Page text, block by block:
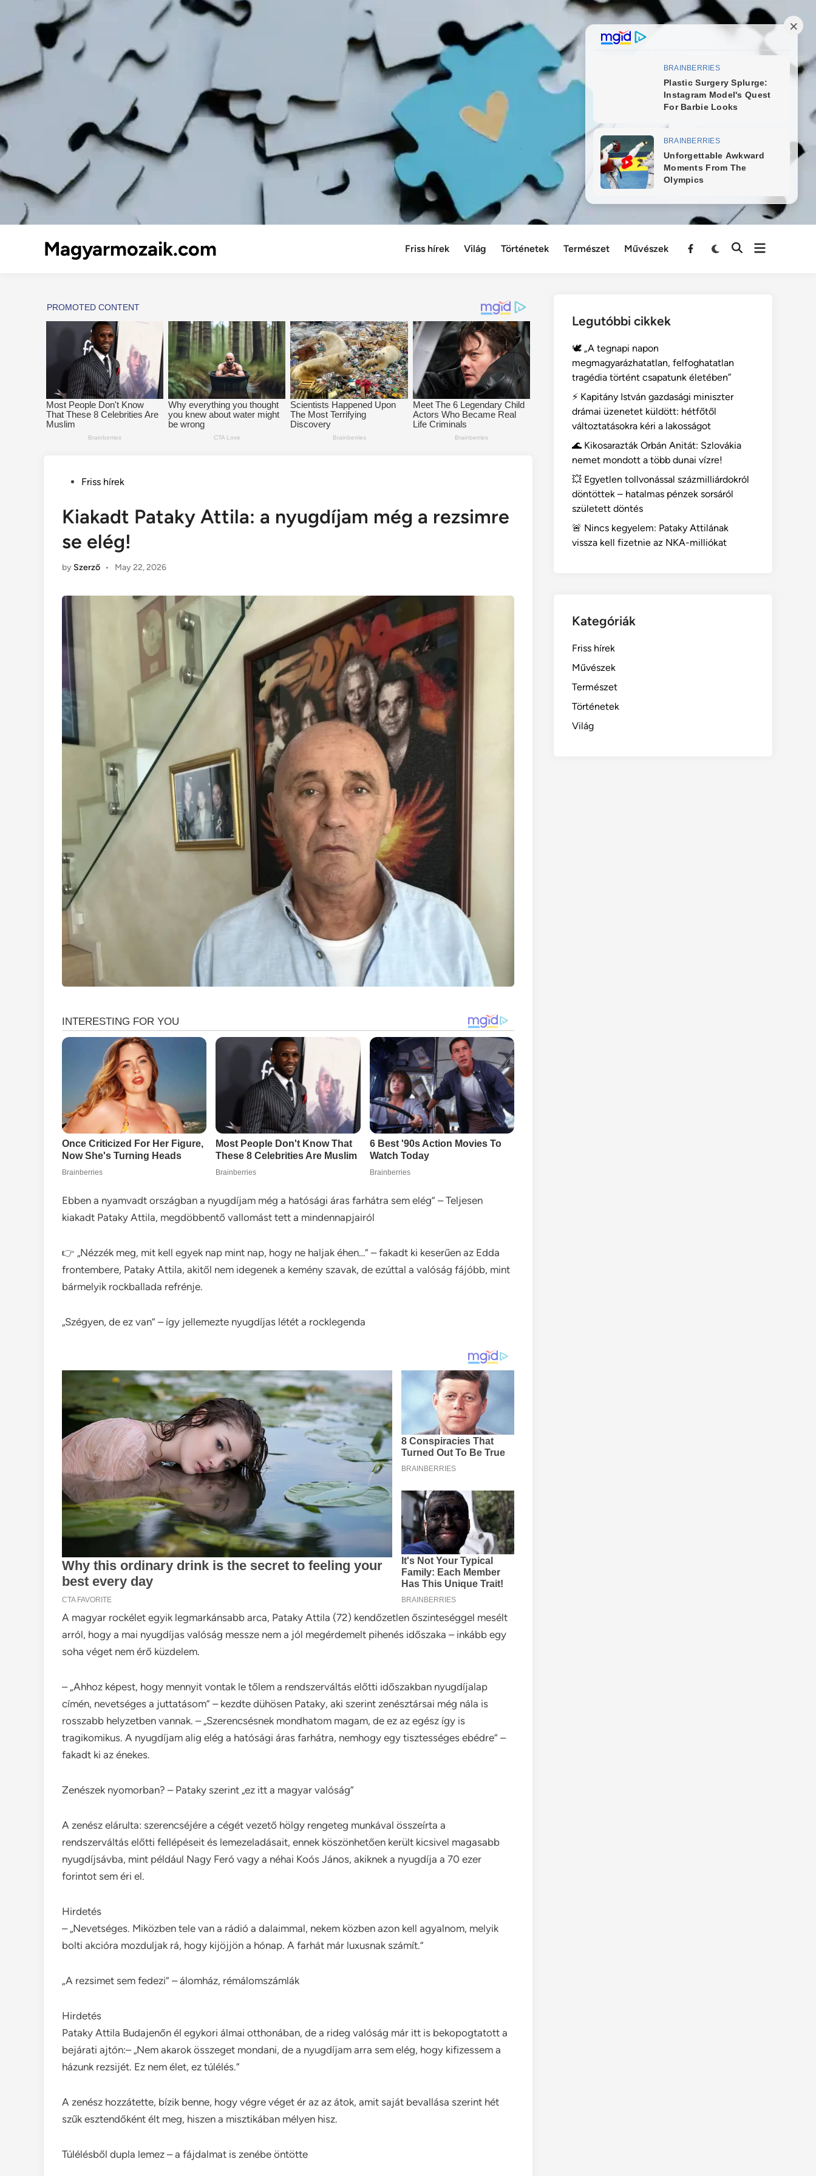
Magyarmozaik.com Friss hírek Világ Történetek Természet Művészek
Menu
PostedFriss hírek
Kiakadt Pataky Attila: a nyugdíjam még a rezsimre
se elég!
by Szerző • May 22, 2026
Ebben a nyamvadt országban a nyugdíjam még a hatósági áras farhátra sem elég” – Teljesen
kiakadt Pataky Attila, megdöbbentő vallomást tett a mindennapjairól
👉 „Nézzék meg, mit kell egyek nap mint nap, hogy ne haljak éhen…” – fakadt ki keserűen az Edda
frontembere, Pataky Attila, akitől nem idegenek a kemény szavak, de ezúttal a valóság fájóbb, mint
bármelyik rockballada refrénje.
„Szégyen, de ez van” – így jellemezte nyugdíjas létét a rocklegenda
A magyar rockélet egyik legmarkánsabb arca, Pataky Attila (72) kendőzetlen őszinteséggel mesélt
arról, hogy a mai nyugdíjas valóság messze nem a jól megérdemelt pihenés időszaka – inkább egy
soha véget nem érő küzdelem.
– „Ahhoz képest, hogy mennyit vontak le tőlem a rendszerváltás előtti időszakban nyugdíjalap
címén, nevetséges a juttatásom” – kezdte dühösen Pataky, aki szerint zenésztársai még nála is
rosszabb helyzetben vannak. – „Szerencsésnek mondhatom magam, de ez az egész így is
tragikomikus. A nyugdíjam alig elég a hatósági áras farhátra, nemhogy egy tisztességes ebédre” –
fakadt ki az énekes.
Zenészek nyomorban? – Pataky szerint „ez itt a magyar valóság”
A zenész elárulta: szerencséjére a cégét vezető hölgy rengeteg munkával összeírta a
rendszerváltás előtti fellépéseit és lemezeladásait, ennek köszönhetően került kicsivel magasabb
nyugdíjsávba, mint például Nagy Feró vagy a néhai Koós János, akiknek a nyugdíja a 70 ezer
forintot sem éri el.
Hirdetés
– „Nevetséges. Miközben tele van a rádió a dalaimmal, nekem közben azon kell agyalnom, melyik
bolti akcióra mozduljak rá, hogy kijöjjön a hónap. A farhát már luxusnak számít.”
„A rezsimet sem fedezi” – álomház, rémálomszámlák
Hirdetés
Pataky Attila Budajenőn él egykori álmai otthonában, de a rideg valóság már itt is bekopogtatott a
bejárati ajtón:– „Nem akarok összeget mondani, de a nyugdíjam arra sem elég, hogy kifizessem a
házunk rezsijét. Ez nem élet, ez túlélés.”
A zenész hozzátette, bízik benne, hogy végre véget ér az az átok, amit saját bevallása szerint hét
szűk esztendőként élt meg, hiszen a misztikában mélyen hisz.
Túlélésből dupla lemez – a fájdalmat is zenébe öntötte
Legutóbbi cikkek
🕊️ „A tegnapi napon
megmagyarázhatatlan, felfoghatatlan
tragédia történt csapatunk életében”
⚡ Kapitány István gazdasági miniszter
drámai üzenetet küldött: hétfőtől
változtatásokra kéri a lakosságot
🌊 Kikosarazták Orbán Anitát: Szlovákia
nemet mondott a több dunai vízre!
💥 Egyetlen tollvonással százmilliárdokról
döntöttek – hatalmas pénzek sorsáról
született döntés
🚨 Nincs kegyelem: Pataky Attilának
vissza kell fizetnie az NKA-milliókat
Kategóriák
Friss hírek
Művészek
Természet
Történetek
Világ